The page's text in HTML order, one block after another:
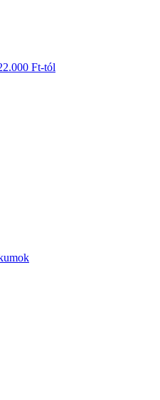
Ft-tól